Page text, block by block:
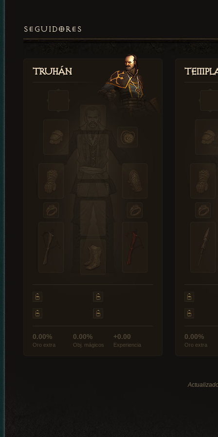
SEGUIDORES
Truhán
0.00%
Oro extra
0.00%
Obj. mágicos
+0.00
Experiencia
0.00%
Oro extra